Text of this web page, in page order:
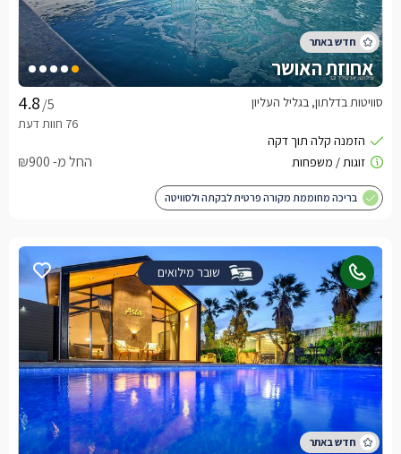
אחוזת האושר
/5 סוויטות בדלתון, בגליל העליון
החל מ- ₪900
בריכה מחוממת מקורה פרטית לבקתה ולסוויטה
שובר מילואים